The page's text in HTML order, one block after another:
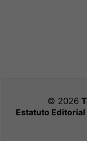
© 2026
Estatuto Editorial